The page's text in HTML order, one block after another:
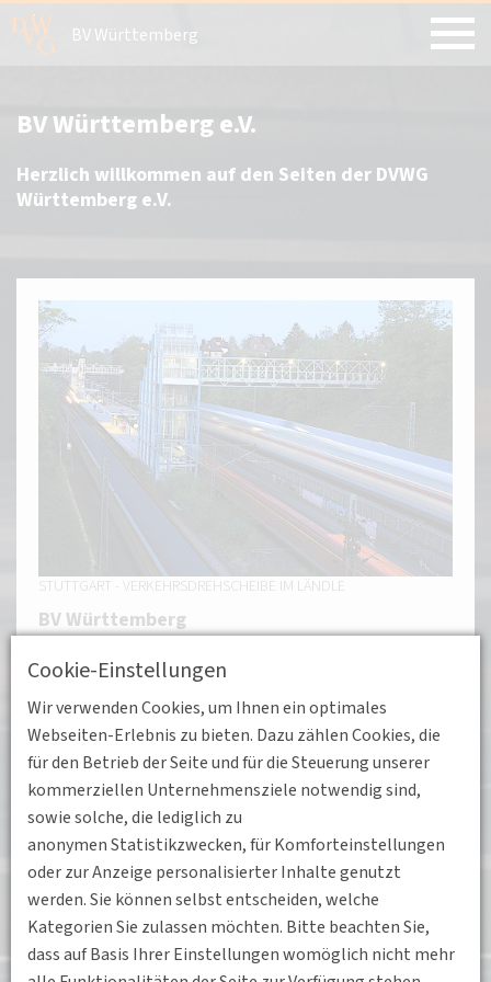
Cookie-Einstellungen
Wir verwenden Cookies, um Ihnen ein optimales
Webseiten-Erlebnis zu bieten. Dazu zählen Cookies, die
für den Betrieb der Seite und für die Steuerung unserer
kommerziellen Unternehmensziele notwendig sind,
sowie solche, die lediglich zu
anonymen Statistikzwecken, für Komforteinstellungen
oder zur Anzeige personalisierter Inhalte genutzt
werden. Sie können selbst entscheiden, welche
Kategorien Sie zulassen möchten. Bitte beachten Sie,
dass auf Basis Ihrer Einstellungen womöglich nicht mehr
BV Württemberg
BV Württemberg e.V.
Herzlich willkommen auf den Seiten der DVWG
Württemberg e.V.
STUTTGART - VERKEHRSDREHSCHEIBE IM LÄNDLE
BV Württemberg
In Baden-Württemberg spielt Stuttgart
verkehrsträgerübergreifend eine große Rolle als
Drehscheibe des Landverkehrs und als Zugangspunkt
zum Luft- und Binnenschiffsverkehr. Daneben haben
bedeutende Unternehmen aus dem Verkehrsbereich
ihren Sitz in der Region. Des Weiteren haben die
Universität Stuttgart sowie weitere Hochschulen in
Stuttgart und Heilbronn ein breites Lehrangebot auf
dem Gebiet der Verkehrswissenschaften.
Über uns